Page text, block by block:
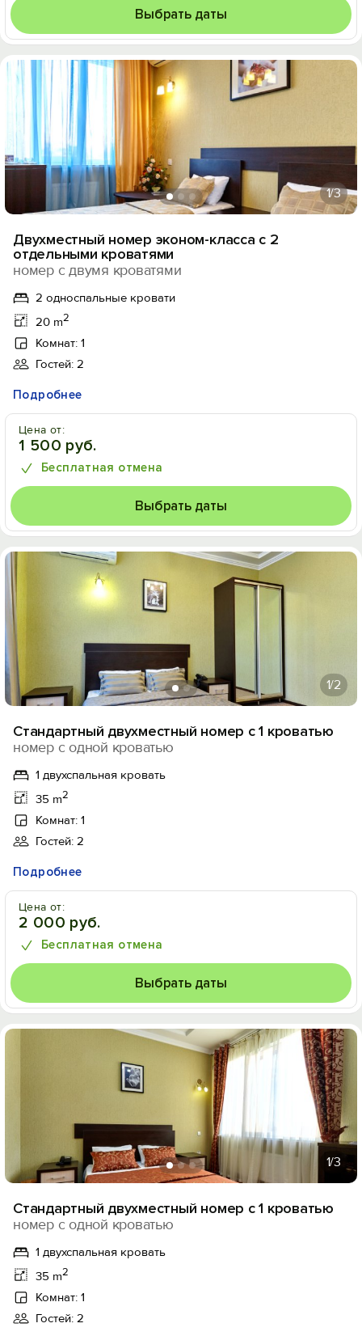
Выбрать даты
1/3
Двухместный номер эконом-класса с 2
отдельными кроватями
номер с двумя кроватями
2 односпальные кровати
20 m2
Комнат: 1
Гостей: 2
Подробнее
Цена от:
1 500 руб.
Бесплатная отмена
Выбрать даты
1/2
Стандартный двухместный номер с 1 кроватью
номер с одной кроватью
1 двухспальная кровать
35 m2
Комнат: 1
Гостей: 2
Подробнее
Цена от:
2 000 руб.
Бесплатная отмена
Выбрать даты
1/3
Стандартный двухместный номер с 1 кроватью
номер с одной кроватью
1 двухспальная кровать
35 m2
Комнат: 1
Гостей: 2